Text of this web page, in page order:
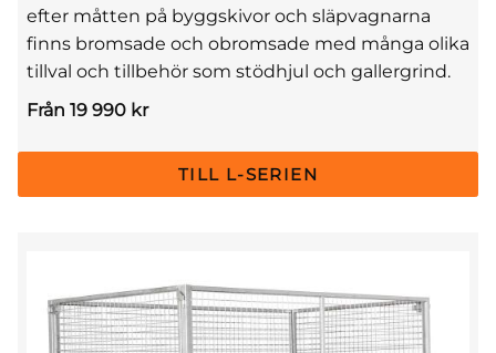
efter måtten på byggskivor och släpvagnarna
finns bromsade och obromsade med många olika
tillval och tillbehör som stödhjul och gallergrind.
Från 19 990 kr
TILL L-SERIEN